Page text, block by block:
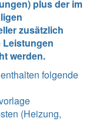
plus der im
zusätzlich
werden.
folgende
(Heizung,